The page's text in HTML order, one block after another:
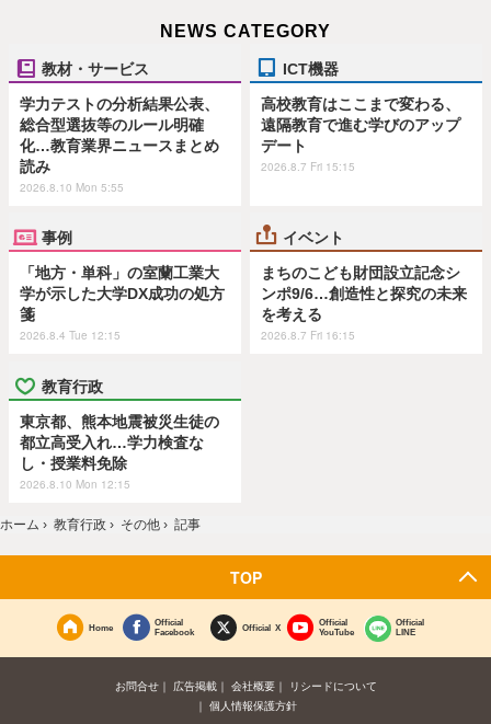
NEWS CATEGORY
教材・サービス
学力テストの分析結果公表、
総合型選抜等のルール明確
化…教育業界ニュースまとめ
読み
2026.8.10 Mon 5:55
ICT機器
高校教育はここまで変わる、
遠隔教育で進む学びのアップ
デート
2026.8.7 Fri 15:15
事例
「地方・単科」の室蘭工業大
学が示した大学DX成功の処方
箋
2026.8.4 Tue 12:15
イベント
まちのこども財団設立記念シ
ンポ9/6…創造性と探究の未来
を考える
2026.8.7 Fri 16:15
教育行政
東京都、熊本地震被災生徒の
都立高受入れ…学力検査な
し・授業料免除
2026.8.10 Mon 12:15
ホーム › 教育行政 › その他 › 記事
TOP
Home
Official
Facebook
Official X
Official
YouTube
Official
LINE
お問合せ 広告掲載 会社概要
リシードについて
個人情報保護方針